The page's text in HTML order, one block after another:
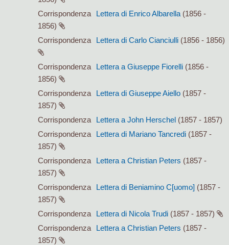
Corrispondenza
Lettera di Enrico Albarella (1856 -
1856)
Corrispondenza
Lettera di Carlo Cianciulli (1856 - 1856)
Corrispondenza Lettera a Giuseppe Fiorelli (1856 -
1856)
Corrispondenza
Lettera di Giuseppe Aiello (1857 -
1857)
Corrispondenza
Lettera a John Herschel (1857 - 1857)
Corrispondenza
Lettera di Mariano Tancredi (1857 -
1857)
Corrispondenza
Lettera a Christian Peters (1857 -
1857)
Corrispondenza
Lettera di Beniamino C[uomo] (1857 -
1857)
Corrispondenza
Lettera di Nicola Trudi (1857 - 1857)
Corrispondenza
Lettera a Christian Peters (1857 -
1857)